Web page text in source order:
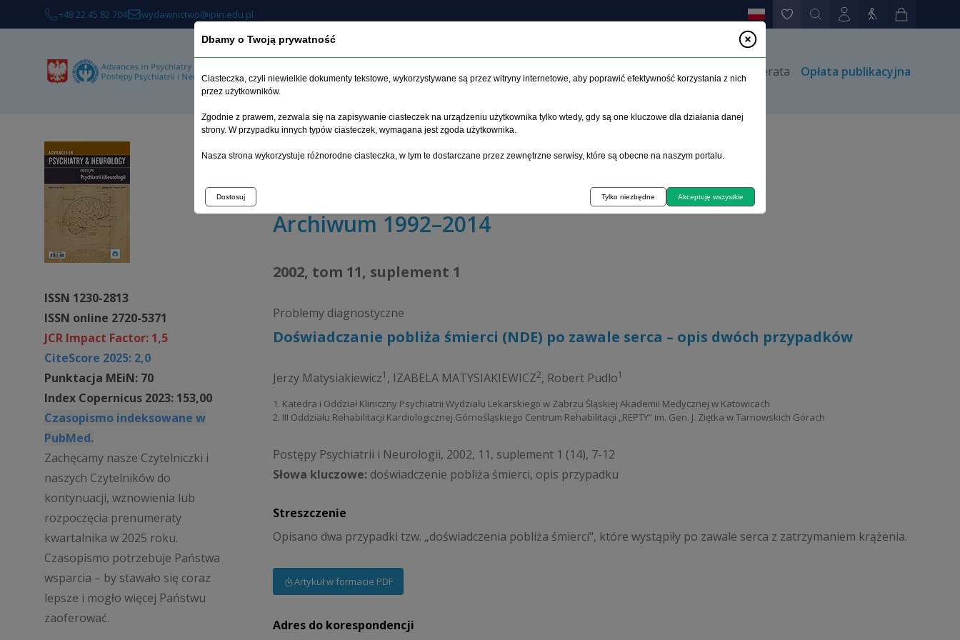
+48 22 45 82 704 wydawnictwo@ipin.edu.pl
O czasopiśmie Archiwum Etyka Instrukcja dla autorów Kontakt Prenumerata Opłata publikacyjna
ISSN 1230-2813
ISSN online 2720-5371
JCR Impact Factor: 1,5
CiteScore 2025: 2,0
Punktacja MEiN: 70
Index Copernicus 2023: 153,00
Czasopismo indeksowane w
PubMed.
Zachęcamy nasze Czytelniczki i
naszych Czytelników do
kontynuacji, wznowienia lub
rozpoczęcia prenumeraty
kwartalnika w 2025 roku.
Czasopismo potrzebuje Państwa
wsparcia – by stawało się coraz
lepsze i mogło więcej Państwu
zaoferować.
Strona główna >Archiwum>suplement 1>
Archiwum 1992–2014
2002, tom 11, suplement 1
Problemy diagnostyczne
Doświadczanie pobliża śmierci (NDE) po zawale serca – opis dwóch przypadków
Jerzy Matysiakiewicz1 , IZABELA MATYSIAKIEWICZ2, Robert Pudlo1
1. Katedra i Oddział Kliniczny Psychiatrii Wydziału Lekarskiego w Zabrzu Śląskiej Akademii Medycznej w Katowicach
2. III Oddziału Rehabilitacji Kardiologicznej Górnośląskiego Centrum Rehabilitacji „REPTY” im. Gen. J. Ziętka w Tarnowskich Górach
Postępy Psychiatrii i Neurologii, 2002, 11, suplement 1 (14), 7-12
Słowa kluczowe: doświadczenie pobliża śmierci, opis przypadku
Streszczenie
Opisano dwa przypadki tzw. „doświadczenia pobliża śmierci", które wystąpiły po zawale serca z zatrzymaniem krążenia.
Artykuł w formacie PDF
Adres do korespondencji
Dbamy o Twoją prywatność
Ciasteczka, czyli niewielkie dokumenty tekstowe, wykorzystywane są przez witryny internetowe, aby poprawić efektywność korzystania z nich
przez użytkowników.
Zgodnie z prawem, zezwala się na zapisywanie ciasteczek na urządzeniu użytkownika tylko wtedy, gdy są one kluczowe dla działania danej
strony. W przypadku innych typów ciasteczek, wymagana jest zgoda użytkownika.
Nasza strona wykorzystuje różnorodne ciasteczka, w tym te dostarczane przez zewnętrzne serwisy, które są obecne na naszym portalu.
Dostosuj Tylko niezbędne Akceptuję wszystkie